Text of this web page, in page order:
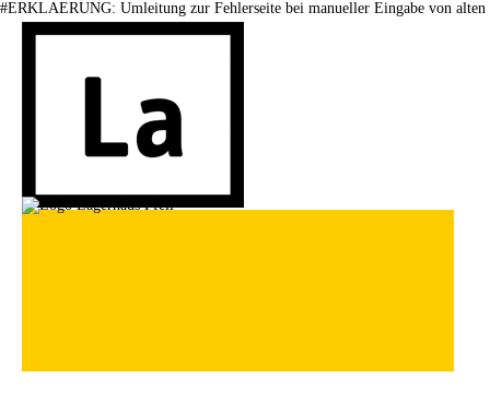
#ERKLAERUNG: Umleitung zur Fehlerseite bei manueller Eingabe von alten